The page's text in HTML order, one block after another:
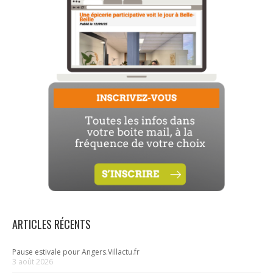
ARTICLES RÉCENTS
Pause estivale pour Angers.Villactu.fr
3 août 2026